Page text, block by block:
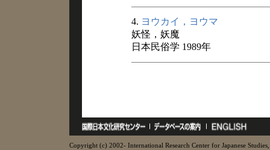
4. ヨウカイ，ヨウマ
妖怪，妖魔
日本民俗学 1989年
Copyright (c) 2002- International Research Center for Japanese